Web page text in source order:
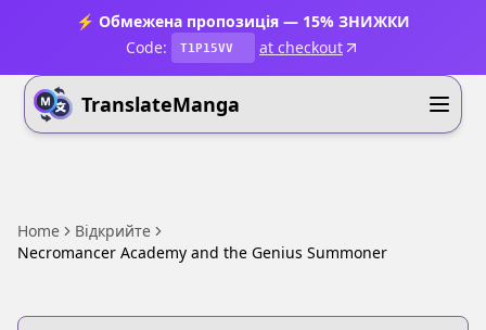
⚡ Обмежена пропозиція — 15% ЗНИЖКИ
Code:
T1P15VV at checkout
TranslateManga
Home
Відкрийте
Necromancer Academy and the Genius Summoner